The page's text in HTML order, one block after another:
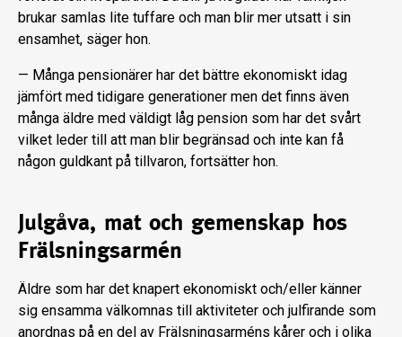
brukar samlas lite tuffare och man blir mer utsatt i sin
ensamhet, säger hon.
— Många pensionärer har det bättre ekonomiskt idag
jämfört med tidigare generationer men det finns även
många äldre med väldigt låg pension som har det svårt
vilket leder till att man blir begränsad och inte kan få
någon guldkant på tillvaron, fortsätter hon.
Julgåva, mat och gemenskap hos
Frälsningsarmén
Äldre som har det knapert ekonomiskt och/eller känner
sig ensamma välkomnas till aktiviteter och julfirande som
anordnas på en del av Frälsningsarméns kårer och i olika